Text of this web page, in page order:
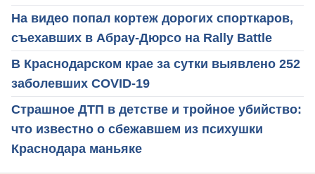
На видео попал кортеж дорогих спорткаров,
съехавших в Абрау-Дюрсо на Rally Battle
В Краснодарском крае за сутки выявлено 252
заболевших COVID-19
Страшное ДТП в детстве и тройное убийство:
что известно о сбежавшем из психушки
Краснодара маньяке